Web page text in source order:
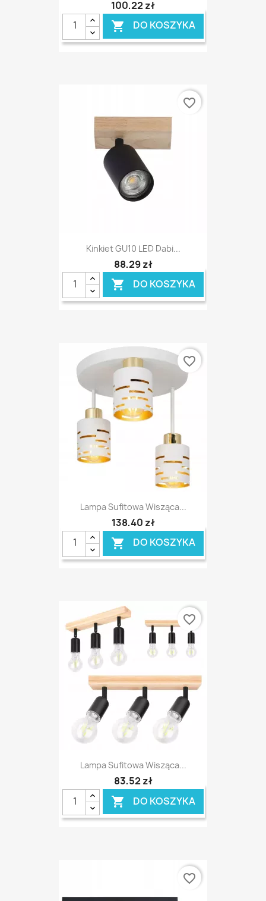
100,22 zł
 DO KOSZYKA
Kinkiet GU10 LED Dabi...
88,29 zł
 DO KOSZYKA
favorite_border
Lampa Sufitowa Wisząca...
138,40 zł
 DO KOSZYKA
favorite_border
Lampa Sufitowa Wisząca...
83,52 zł
 DO KOSZYKA
favorite_border
favorite_border